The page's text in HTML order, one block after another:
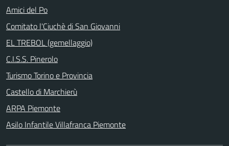
Amici del Po
Comitato l'Ciuchè di San Giovanni
EL TREBOL (gemellaggio)
C.I.S.S. Pinerolo
Turismo Torino e Provincia
Castello di Marchierù
ARPA Piemonte
Asilo Infantile Villafranca Piemonte